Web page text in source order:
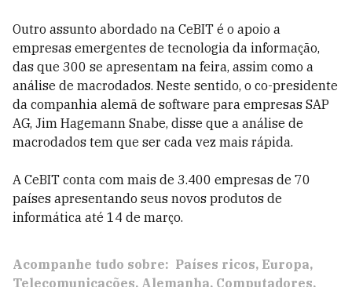
Outro assunto abordado na CeBIT é o apoio a
empresas emergentes de tecnologia da informação,
das que 300 se apresentam na feira, assim como a
análise de macrodados. Neste sentido, o co-presidente
da companhia alemã de software para empresas SAP
AG, Jim Hagemann Snabe, disse que a análise de
macrodados tem que ser cada vez mais rápida.
A CeBIT conta com mais de 3.400 empresas de 70
países apresentando seus novos produtos de
informática até 14 de março.
Acompanhe tudo sobre: Países ricos Europa
Telecomunicações Alemanha Computadores